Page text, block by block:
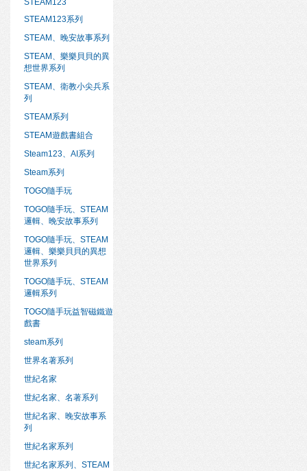
STEAM123
STEAM123系列
STEAM、晚安故事系列
STEAM、樂樂貝貝的異
想世界系列
STEAM、衛教小尖兵系
列
STEAM系列
STEAM遊戲書組合
Steam123、AI系列
Steam系列
TOGO隨手玩
TOGO隨手玩、STEAM
邏輯、晚安故事系列
TOGO隨手玩、STEAM
邏輯、樂樂貝貝的異想
世界系列
TOGO隨手玩、STEAM
邏輯系列
TOGO隨手玩益智磁鐵遊
戲書
steam系列
世界名著系列
世紀名家
世紀名家、名著系列
世紀名家、晚安故事系
列
世紀名家系列
世紀名家系列、STEAM